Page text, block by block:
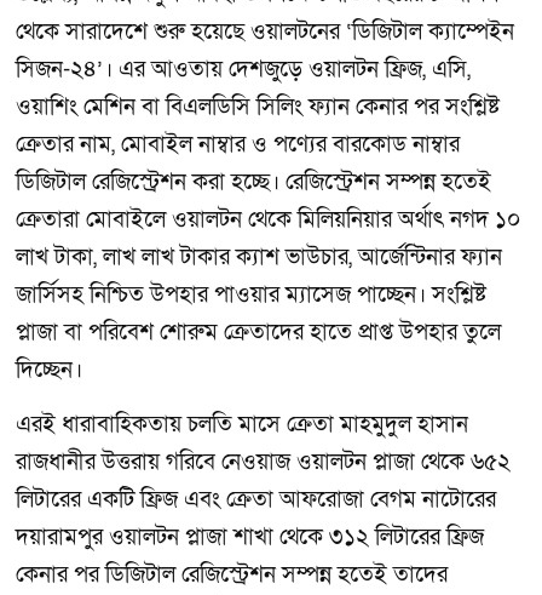
থেকে সারাদেশে শুরু হয়েছে ওয়ালটনের ‘ডিজিটাল ক্যাম্পেইন
সিজন-২৪’। এর আওতায় দেশজুড়ে ওয়ালটন ফ্রিজ, এসি,
ওয়াশিং মেশিন বা বিএলডিসি সিলিং ফ্যান কেনার পর সংশ্লিষ্ট
ক্রেতার নাম, মোবাইল নাম্বার ও পণ্যের বারকোড নাম্বার
ডিজিটাল রেজিস্ট্রেশন করা হচ্ছে। রেজিস্ট্রেশন সম্পন্ন হতেই
ক্রেতারা মোবাইলে ওয়ালটন থেকে মিলিয়নিয়ার অর্থাৎ নগদ ১০
লাখ টাকা, লাখ লাখ টাকার ক্যাশ ভাউচার, আর্জেন্টিনার ফ্যান
জার্সিসহ নিশ্চিত উপহার পাওয়ার ম্যাসেজ পাচ্ছেন। সংশ্লিষ্ট
প্লাজা বা পরিবেশ শোরুম ক্রেতাদের হাতে প্রাপ্ত উপহার তুলে
দিচ্ছেন।
এরই ধারাবাহিকতায় চলতি মাসে ক্রেতা মাহমুদুল হাসান
রাজধানীর উত্তরায় গরিবে নেওয়াজ ওয়ালটন প্লাজা থেকে ৬৫২
লিটারের একটি ফ্রিজ এবং ক্রেতা আফরোজা বেগম নাটোরের
দয়ারামপুর ওয়ালটন প্লাজা শাখা থেকে ৩১২ লিটারের ফ্রিজ
কেনার পর ডিজিটাল রেজিস্ট্রেশন সম্পন্ন হতেই তাদের